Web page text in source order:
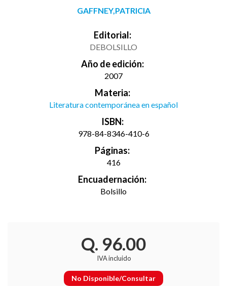
GAFFNEY,PATRICIA
Editorial:
DEBOLSILLO
Año de edición:
2007
Materia:
Literatura contemporánea en español
ISBN:
978-84-8346-410-6
Páginas:
416
Encuadernación:
Bolsillo
Q. 96.00
IVA incluido
No Disponible/Consultar